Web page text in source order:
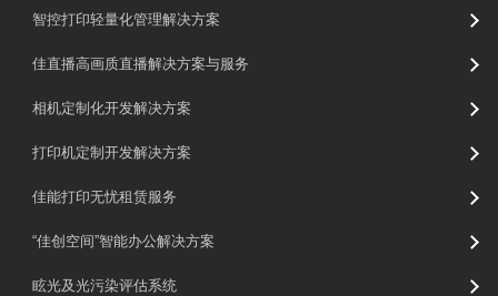
智控打印轻量化管理解决方案
佳直播高画质直播解决方案与服务
相机定制化开发解决方案
打印机定制开发解决方案
佳能打印无忧租赁服务
“佳创空间”智能办公解决方案
眩光及光污染评估系统